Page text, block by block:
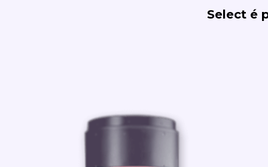
Select é